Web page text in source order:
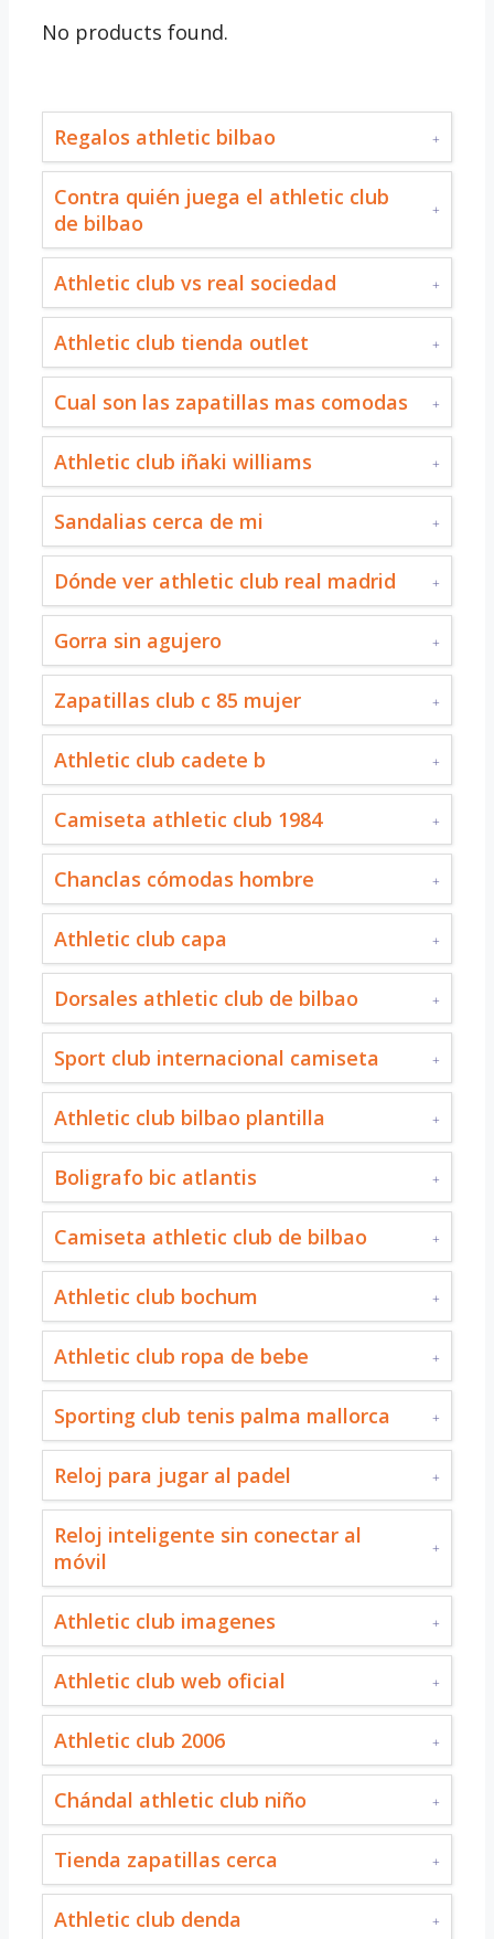
No products found.
Regalos athletic bilbao
Contra quién juega el athletic club
de bilbao
Athletic club vs real sociedad
Athletic club tienda outlet
Cual son las zapatillas mas comodas
Athletic club iñaki williams
Sandalias cerca de mi
Dónde ver athletic club real madrid
Gorra sin agujero
Zapatillas club c 85 mujer
Athletic club cadete b
Camiseta athletic club 1984
Chanclas cómodas hombre
Athletic club capa
Dorsales athletic club de bilbao
Sport club internacional camiseta
Athletic club bilbao plantilla
Boligrafo bic atlantis
Camiseta athletic club de bilbao
Athletic club bochum
Athletic club ropa de bebe
Sporting club tenis palma mallorca
Reloj para jugar al padel
Reloj inteligente sin conectar al
móvil
Athletic club imagenes
Athletic club web oficial
Athletic club 2006
Chándal athletic club niño
Tienda zapatillas cerca
Athletic club denda